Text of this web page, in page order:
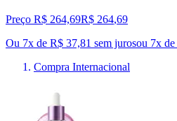
Preço R$ 264,69R$ 264,69
Ou 7x de R$ 37,81 sem jurosou 7x de
Compra Internacional